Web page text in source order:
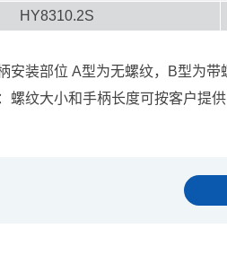
HY8310.2S
安装部位 A型为无螺纹，B型为带
螺纹大小和手柄长度可按客户提